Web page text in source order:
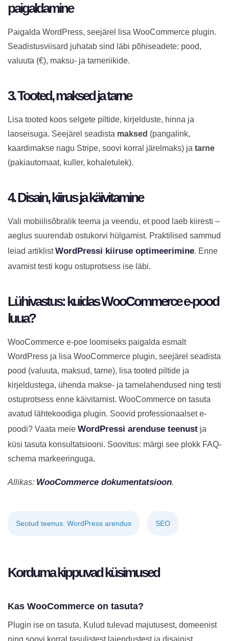
paigaldamine
Paigalda WordPress, seejärel lisa WooCommerce plugin.
Seadistusviisard juhatab sind läbi põhiseadete: pood,
valuuta (€), maksu- ja tarneriikide.
3. Tooted, maksed ja tarne
Lisa tooted koos selgete piltide, kirjelduste, hinna ja
laoseisuga. Seejärel seadista maksed (pangalink,
kaardimakse nagu Stripe, soovi korral järelmaks) ja tarne
(pakiautomaat, kuller, kohaletulek).
4. Disain, kiirus ja käivitamine
Vali mobiilisõbralik teema ja veendu, et pood laeb kiiresti –
aeglus suurendab ostukorvi hülgamist. Praktilised sammud
leiad artiklistWordPressi kiiruse optimeerimine. Enne
avamist testi kogu ostuprotsess ise läbi.
Lühivastus: kuidas WooCommerce e-pood
luua?
WooCommerce e-poe loomiseks paigalda esmalt
WordPress ja lisa WooCommerce plugin, seejärel seadista
pood (valuuta, maksud, tarne), lisa tooted piltide ja
kirjeldustega, ühenda makse- ja tarnelahendused ning testi
ostuprotsess enne käivitamist. WooCommerce on tasuta
avatud lähtekoodiga plugin. Soovid professionaalset e-
poodi? Vaata meie WordPressi arenduse teenust ja
küsi tasuta konsultatsiooni. Soovitus: märgi see plokk FAQ-
schema markeeringuga.
Allikas: WooCommerce dokumentatsioon.
Seotud teenus: WordPress arendus SEO
Korduma kippuvad küsimused
Kas WooCommerce on tasuta?
Plugin ise on tasuta. Kulud tulevad majutusest, domeenist
ning soovi korral tasulistest laiendustest ja disainist.